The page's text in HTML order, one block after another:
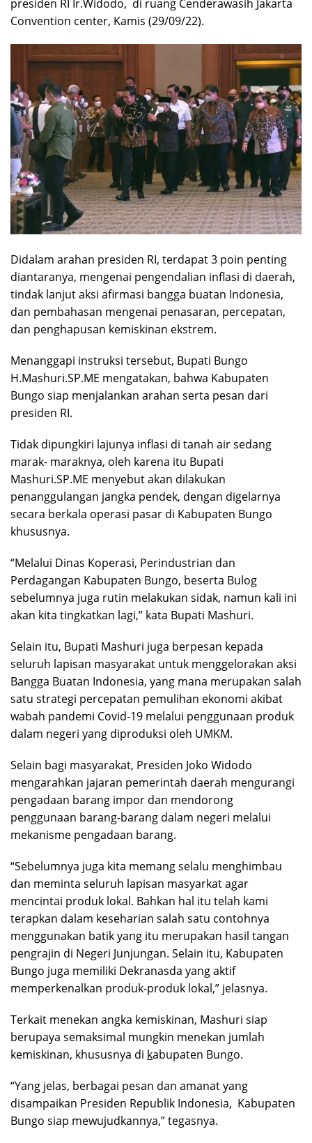
presiden RI Ir.Widodo, di ruang Cenderawasih Jakarta
Convention center, Kamis (29/09/22).
Didalam arahan presiden RI, terdapat 3 poin penting
diantaranya, mengenai pengendalian inflasi di daerah,
tindak lanjut aksi afirmasi bangga buatan Indonesia,
dan pembahasan mengenai penasaran, percepatan,
dan penghapusan kemiskinan ekstrem.
Menanggapi instruksi tersebut, Bupati Bungo
H.Mashuri.SP.ME mengatakan, bahwa Kabupaten
Bungo siap menjalankan arahan serta pesan dari
presiden RI.
Tidak dipungkiri lajunya inflasi di tanah air sedang
marak- maraknya, oleh karena itu Bupati
Mashuri.SP.ME menyebut akan dilakukan
penanggulangan jangka pendek, dengan digelarnya
secara berkala operasi pasar di Kabupaten Bungo
khususnya.
“Melalui Dinas Koperasi, Perindustrian dan
Perdagangan Kabupaten Bungo, beserta Bulog
sebelumnya juga rutin melakukan sidak, namun kali ini
akan kita tingkatkan lagi,” kata Bupati Mashuri.
Selain itu, Bupati Mashuri juga berpesan kepada
seluruh lapisan masyarakat untuk menggelorakan aksi
Bangga Buatan Indonesia, yang mana merupakan salah
satu strategi percepatan pemulihan ekonomi akibat
wabah pandemi Covid-19 melalui penggunaan produk
dalam negeri yang diproduksi oleh UMKM.
Selain bagi masyarakat, Presiden Joko Widodo
mengarahkan jajaran pemerintah daerah mengurangi
pengadaan barang impor dan mendorong
penggunaan barang-barang dalam negeri melalui
mekanisme pengadaan barang.
“Sebelumnya juga kita memang selalu menghimbau
dan meminta seluruh lapisan masyarkat agar
mencintai produk lokal. Bahkan hal itu telah kami
terapkan dalam keseharian salah satu contohnya
menggunakan batik yang itu merupakan hasil tangan
pengrajin di Negeri Junjungan. Selain itu, Kabupaten
Bungo juga memiliki Dekranasda yang aktif
memperkenalkan produk-produk lokal,” jelasnya.
Terkait menekan angka kemiskinan, Mashuri siap
berupaya semaksimal mungkin menekan jumlah
kemiskinan, khususnya di kabupaten Bungo.
“Yang jelas, berbagai pesan dan amanat yang
disampaikan Presiden Republik Indonesia, Kabupaten
Bungo siap mewujudkannya,” tegasnya.